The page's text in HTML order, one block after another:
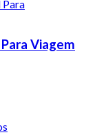
Viagem